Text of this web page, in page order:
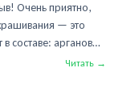
Очень приятно,
— это
составе: аргановое
поэтому нет
Читать →